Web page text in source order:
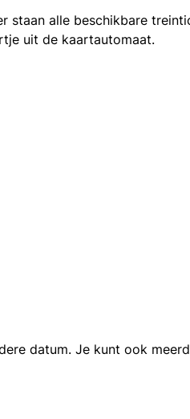
staan alle beschikbare
uit de kaartautomaat.
datum. Je kunt ook